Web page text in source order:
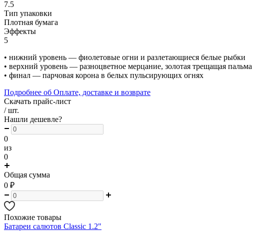
7.5
Тип упаковки
Плотная бумага
Эффекты
5
• нижний уровень — фиолетовые огни и разлетающиеся белые рыбки
• верхний уровень — разноцветное мерцание, золотая трещащая пальма
• финал — парчовая корона в белых пульсирующих огнях
Подробнее об Оплате, доставке и возврате
Скачать прайс-лист
/ шт.
Нашли дешевле?
0
из
0
Общая сумма
0 ₽
Похожие товары
Батареи салютов Classic 1.2"